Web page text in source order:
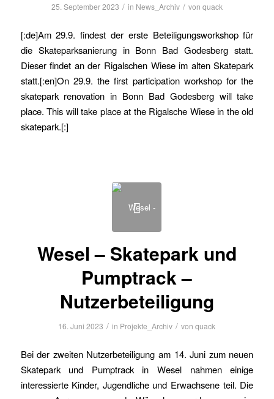
25. September 2023 / in News_Archiv / von quack
[:de]Am 29.9. findest der erste Beteiligungsworkshop für
die Skateparksanierung in Bonn Bad Godesberg statt.
Dieser findet an der Rigalschen Wiese im alten Skatepark
statt.[:en]On 29.9. the first participation workshop for the
skatepark renovation in Bonn Bad Godesberg will take
place. This will take place at the Rigalsche Wiese in the old
skatepark.[:]
Wesel – Skatepark und
Pumptrack –
Nutzerbeteiligung
16. Juni 2023 / in Projekte_Archiv / vonquack
Bei der zweiten Nutzerbeteiligung am 14. Juni zum neuen
Skatepark und Pumptrack in Wesel nahmen einige
interessierte Kinder, Jugendliche und Erwachsene teil. Die